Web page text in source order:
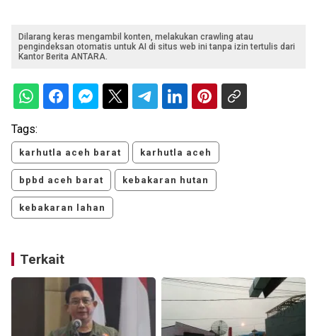
Dilarang keras mengambil konten, melakukan crawling atau
pengindeksan otomatis untuk AI di situs web ini tanpa izin tertulis dari
Kantor Berita ANTARA.
Tags:
karhutla aceh barat karhutla aceh
bpbd aceh barat kebakaran hutan
kebakaran lahan
Terkait